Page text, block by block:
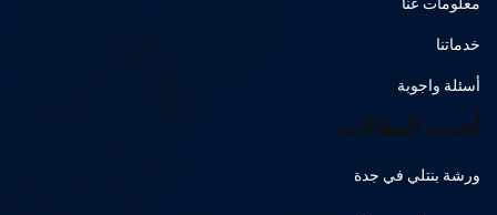
خدماتنا
أسئلة واجوبة
أحدث المقالات
ورشة بنتلي في جدة